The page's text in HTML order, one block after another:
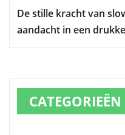
De stille kracht van
aandacht in een
CATEGORIEËN